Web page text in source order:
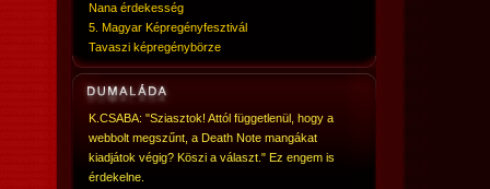
Nana érdekesség
5. Magyar Képregényfesztivál
Tavaszi képregénybörze
K.CSABA: "Sziasztok! Attól függetlenül, hogy a
webbolt megszűnt, a Death Note mangákat
kiadjátok végig? Köszi a választ." Ez engem is
érdekelne.